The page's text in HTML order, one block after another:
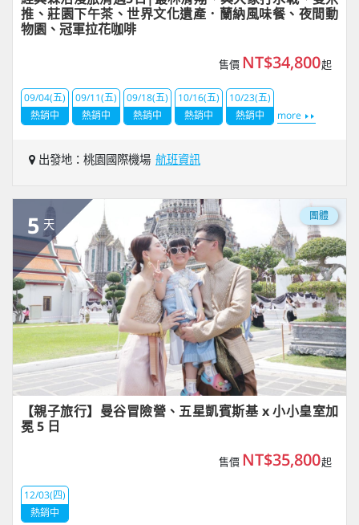
推、莊園下午茶、世界文化遺產．蘭納風味餐、夜間動
物園、冠軍拉花咖啡
售價 NT$34,800起
09/04(五)
熱銷中
09/11(五)
熱銷中
09/18(五)
熱銷中
10/16(五)
熱銷中
10/23(五)
熱銷中
more
出發地：桃園國際機場 航班資訊
5 天
團體
【親子旅行】曼谷冒險營、五星凱賓斯基 x 小小皇室加
冕 5 日
售價 NT$35,800起
12/03(四)
熱銷中